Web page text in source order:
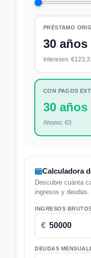
PRÉSTAMO
30 años
Intereses:
CON PAGOS
30 años
Ahorro: €0
Calculadora
Descubre cuánta
ingresos y deudas.
INGRESOS
DEUDAS